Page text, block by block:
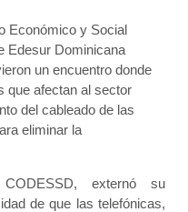
Económico y Social
Edesur Dominicana
un encuentro donde
que afectan al sector
del cableado de las
eliminar la
externó su
de que las telefónicas,